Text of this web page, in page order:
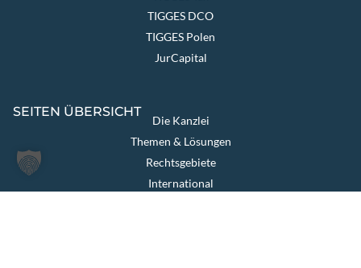
TIGGES DCO
TIGGES Polen
JurCapital
SEITEN ÜBERSICHT
Die Kanzlei
Themen & Lösungen
Rechtsgebiete
International